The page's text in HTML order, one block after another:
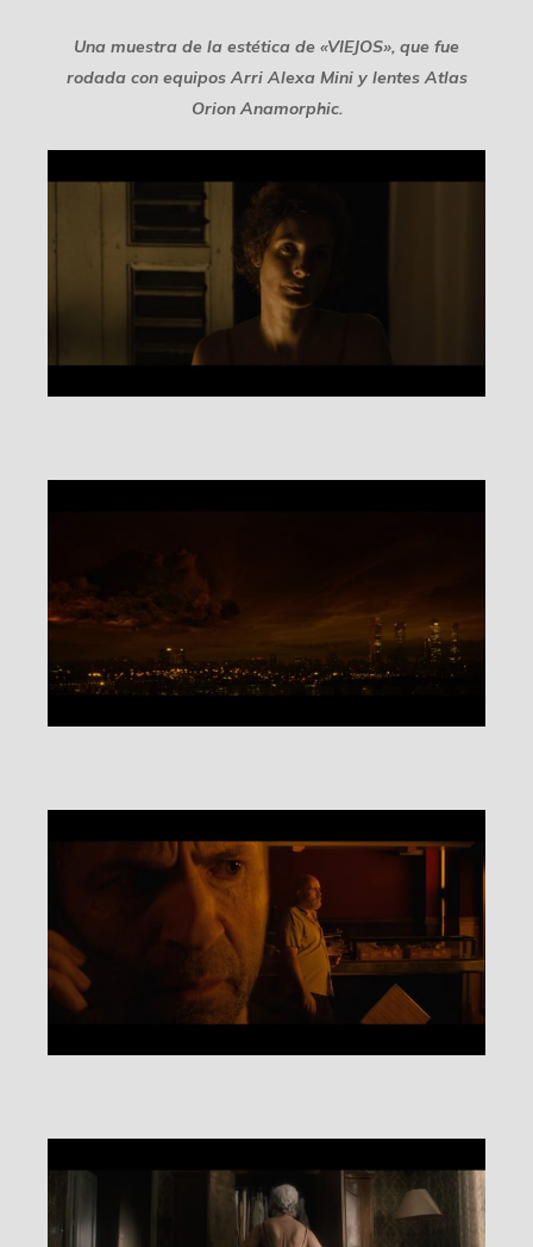
Una muestra de la estética de «VIEJOS», que fue
rodada con equipos Arri Alexa Mini y lentes Atlas
Orion Anamorphic.